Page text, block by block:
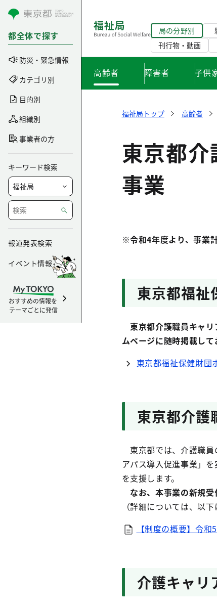
コンテンツにスキップ
都全体で探す
防災・緊急情報
カテゴリ別
目的別
組織別
事業者の方
キーワード検索
報道発表検索
イベント情報
おすすめの情報を
テーマごとに発信
局の分野別
刊行物・動画
高齢者 障害者 子供
福祉局トップ 高齢者
東京都
事業
※令和4年度より、事業
東京都福祉
東京都介護職員キャリ
ムページに随時掲載して
東京都福祉保健財団
東京都介護
東京都では、介護職員
アパス導入促進事業」
を支援します。
なお、本事業の新規受
（詳細については、以
【制度の概要】令
介護キャリ